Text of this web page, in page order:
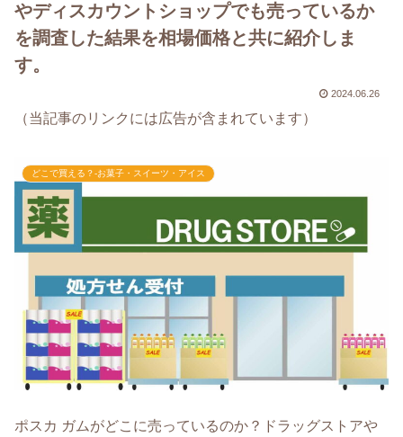
やディスカウントショップでも売っているか
を調査した結果を相場価格と共に紹介しま
す。
2024.06.26
（当記事のリンクには広告が含まれています）
どこで買える？-お菓子・スイーツ・アイス
ポスカ ガムがどこに売っているのか？ドラッグストアや